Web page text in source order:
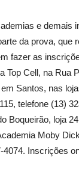
e demais
da prova, que
fazer as
Top Cell, na Rua
Santos, nas
telefone (13)
Boqueirão, loja
Moby
4074. Inscrições